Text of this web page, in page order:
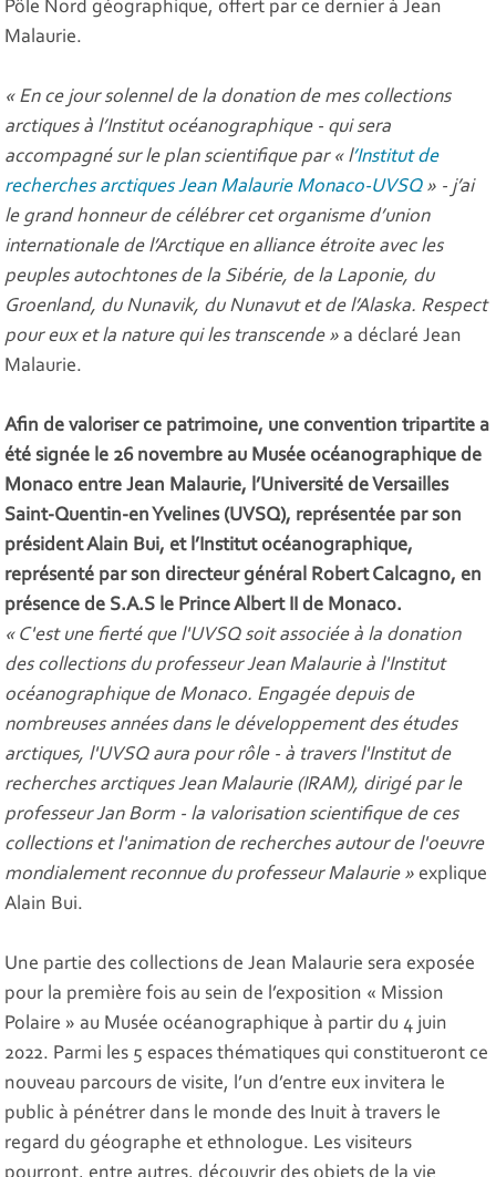
Pôle Nord géographique, offert par ce dernier à Jean
Malaurie.
« En ce jour solennel de la donation de mes collections
arctiques à l’Institut océanographique - qui sera
accompagné sur le plan scientifique par « l’Institut de
recherches arctiques Jean Malaurie Monaco-UVSQ» - j’ai
le grand honneur de célébrer cet organisme d’union
internationale de l’Arctique en alliance étroite avec les
peuples autochtones de la Sibérie, de la Laponie, du
Groenland, du Nunavik, du Nunavut et de l’Alaska. Respect
pour eux et la nature qui les transcende » a déclaré Jean
Malaurie.
Afin de valoriser ce patrimoine, une convention tripartite a
été signée le 26 novembre au Musée océanographique de
Monaco entre Jean Malaurie, l’Université de Versailles
Saint-Quentin-en Yvelines (UVSQ), représentée par son
président Alain Bui, et l’Institut océanographique,
représenté par son directeur général Robert Calcagno, en
présence de S.A.S le Prince Albert II de Monaco.
« C'est une fierté que l'UVSQ soit associée à la donation
des collections du professeur Jean Malaurie à l'Institut
océanographique de Monaco. Engagée depuis de
nombreuses années dans le développement des études
arctiques, l'UVSQ aura pour rôle - à travers l'Institut de
recherches arctiques Jean Malaurie (IRAM), dirigé par le
professeur Jan Borm - la valorisation scientifique de ces
collections et l'animation de recherches autour de l'oeuvre
mondialement reconnue du professeur Malaurie » explique
Alain Bui.
Une partie des collections de Jean Malaurie sera exposée
pour la première fois au sein de l’exposition « Mission
Polaire » au Musée océanographique à partir du 4 juin
2022. Parmi les 5 espaces thématiques qui constitueront ce
nouveau parcours de visite, l’un d’entre eux invitera le
public à pénétrer dans le monde des Inuit à travers le
regard du géographe et ethnologue. Les visiteurs